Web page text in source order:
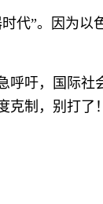
代”。因为以
呼吁，国际社
制，别打了！